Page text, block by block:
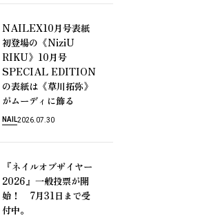
NAILEX10月号表紙
初登場の 《NiziU
RIKU》10月号
SPECIAL EDITION
の表紙は 《草川拓弥》
がムーディ に飾る
NAIL2026.07.30
『ネイ ルオブザイ ヤー
2026』 一般投票が開
始 ！ 7月31日 まで受
付中。